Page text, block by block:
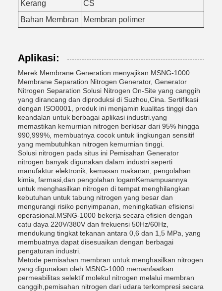
Kerang
CS
Bahan Membran
Membran polimer
Aplikasi:
Merek Membrane Generation menyajikan MSNG-1000
Membrane Separation Nitrogen Generator, Generator
Nitrogen Separation Solusi Nitrogen On-Site yang canggih
yang dirancang dan diproduksi di Suzhou,Cina. Sertifikasi
dengan ISO0001, produk ini menjamin kualitas tinggi dan
keandalan untuk berbagai aplikasi industri.yang
memastikan kemurnian nitrogen berkisar dari 95% hingga
990,999%, membuatnya cocok untuk lingkungan sensitif
yang membutuhkan nitrogen kemurnian tinggi.
Solusi nitrogen pada situs ini Pemisahan Generator
nitrogen banyak digunakan dalam industri seperti
manufaktur elektronik, kemasan makanan, pengolahan
kimia, farmasi,dan pengolahan logamKemampuannya
untuk menghasilkan nitrogen di tempat menghilangkan
kebutuhan untuk tabung nitrogen yang besar dan
mengurangi risiko penyimpanan, meningkatkan efisiensi
operasional.MSNG-1000 bekerja secara efisien dengan
catu daya 220V/380V dan frekuensi 50Hz/60Hz,
mendukung tingkat tekanan antara 0,6 dan 1,5 MPa, yang
membuatnya dapat disesuaikan dengan berbagai
pengaturan industri.
Metode pemisahan membran untuk menghasilkan nitrogen
yang digunakan oleh MSNG-1000 memanfaatkan
permeabilitas selektif molekul nitrogen melalui membran
canggih,pemisahan nitrogen dari udara terkompresi secara